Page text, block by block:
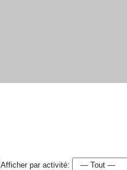
Afficher par activité: